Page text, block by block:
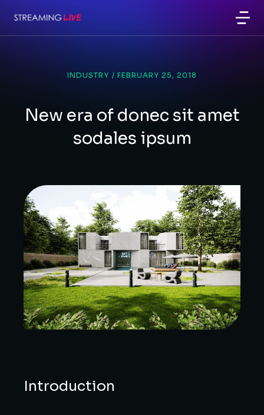
INDUSTRY / FEBRUARY 25, 2018
New era of donec sit amet
sodales ipsum
Introduction